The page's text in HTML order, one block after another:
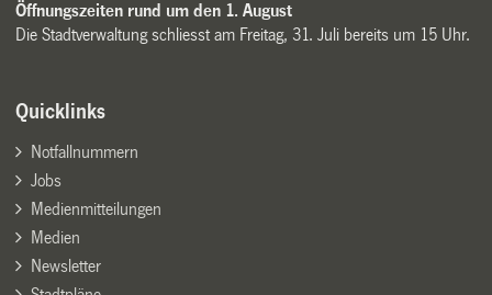
Öffnungszeiten rund um den 1. August
Die Stadtverwaltung schliesst am Freitag, 31. Juli bereits um 15 Uhr.
Quicklinks
Notfallnummern
Jobs
Medienmitteilungen
Medien
Newsletter